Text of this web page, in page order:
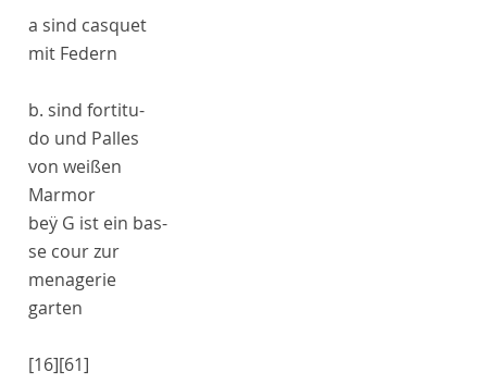
a sind casquet
mit Federn
b. sind fortitu-
do und Palles
von weißen
Marmor
beÿ G ist ein bas-
se courzur
menagerie
garten
[16][61]